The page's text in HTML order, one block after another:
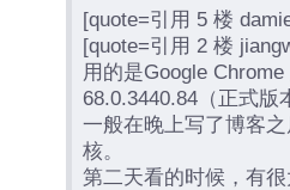
[quote=引用 5 楼
[quote=引用 2 楼
用的是Google Chrome
68.0.3440.84（正式版
一般在晚上写了博客
核。
第二天看的时候，有